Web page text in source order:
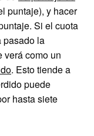
puntaje), y hacer
Si el cuota
pasado la
verá como un
. Esto tiende a
puede
hasta siete